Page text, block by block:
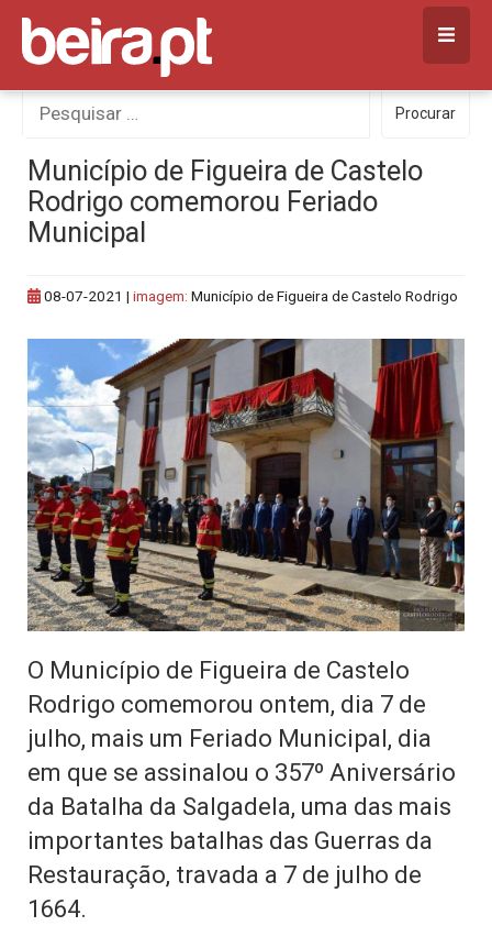
Skip
content
Procurar
por:
Procurar
Município de Figueira de Castelo
Rodrigo comemorou Feriado
Municipal
08-07-2021 | imagem: Município de Figueira de Castelo Rodrigo
O Município de Figueira de Castelo
Rodrigo comemorou ontem, dia 7 de
julho, mais um Feriado Municipal, dia
em que se assinalou o 357º Aniversário
da Batalha da Salgadela, uma das mais
importantes batalhas das Guerras da
Restauração, travada a 7 de julho de
1664.